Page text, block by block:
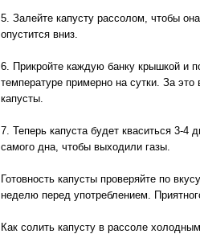
5. Залейте капусту рассолом, чтобы
опустится вниз.
6. Прикройте каждую банку крышкой и
температуре примерно на сутки. За это
капусты.
7. Теперь капуста будет кваситься 3-
самого дна, чтобы выходили газы.
Готовность капусты проверяйте по
неделю перед употреблением.
Как солить капусту в рассоле